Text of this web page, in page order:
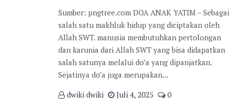
Sumber: pngtree.com DOA ANAK YATIM – Sebagai
salah satu makhluk hidup yang diciptakan oleh
Allah SWT. manusia membutuhkan pertolongan
dan karunia dari Allah SWT yang bisa didapatkan
salah satunya melalui do’a yang dipanjatkan.
Sejatinya do’a juga merupakan...
dwiki dwiki
Juli 4, 2025 0